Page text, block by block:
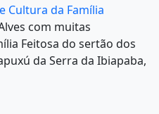
Cultura da Família
com muitas
Feitosa do sertão dos
da Serra da Ibiapaba,